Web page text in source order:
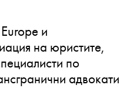
и
на юристите,
по
адвокати